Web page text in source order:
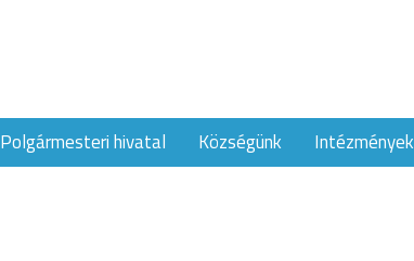
Polgármesteri hivatal Községünk Intézmények